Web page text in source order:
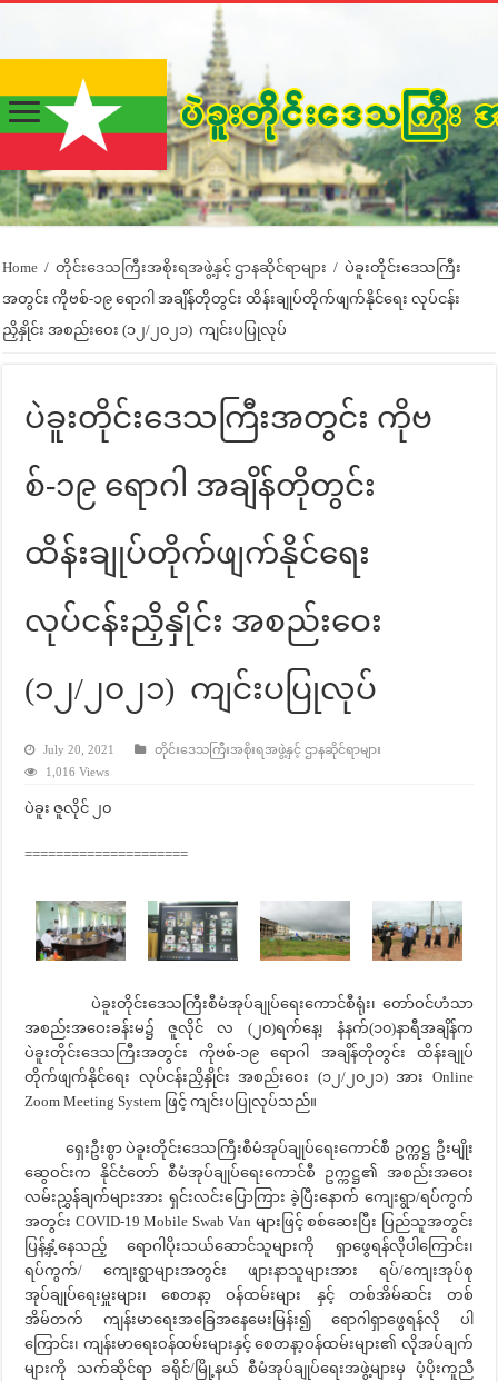
Home / တိုင်းဒေသကြီးအစိုးရအဖွဲ့နှင့် ဌာနဆိုင်ရာများ / ပဲခူးတိုင်းဒေသကြီး
အတွင်း ကိုဗစ်-၁၉ ရောဂါ အချိန်တိုတွင်း ထိန်းချုပ်တိုက်ဖျက်နိုင်ရေး လုပ်ငန်း
ညှိနှိုင်း အစည်းဝေး (၁၂/၂၀၂၁) ကျင်းပပြုလုပ်
ပဲခူးတိုင်းဒေသကြီးအတွင်း ကိုဗ
စ်-၁၉ ရောဂါ အချိန်တိုတွင်း
ထိန်းချုပ်တိုက်ဖျက်နိုင်ရေး
လုပ်ငန်းညှိနှိုင်း အစည်းဝေး
(၁၂/၂၀၂၁) ကျင်းပပြုလုပ်
July 20, 2021
တိုင်းဒေသကြီးအစိုးရအဖွဲ့နှင့် ဌာနဆိုင်ရာများ
1,016 Views
ပဲခူး ဇူလိုင် ၂၀
=====================
ပဲခူးတိုင်းဒေသကြီးစီမံအုပ်ချုပ်ရေးကောင်စီရုံး၊ တော်ဝင်ဟံသာ
အစည်းအဝေးခန်းမ၌ ဇူလိုင် လ (၂၀)ရက်နေ့၊ နံနက်(၁၀)နာရီအချိန်က
ပဲခူးတိုင်းဒေသကြီးအတွင်း ကိုဗစ်-၁၉ ရောဂါ အချိန်တိုတွင်း ထိန်းချုပ်
တိုက်ဖျက်နိုင်ရေး လုပ်ငန်းညှိနှိုင်း အစည်းဝေး (၁၂/၂၀၂၁) အား Online
Zoom Meeting System ဖြင့် ကျင်းပပြုလုပ်သည်။
ရှေးဦးစွာ ပဲခူးတိုင်းဒေသကြီးစီမံအုပ်ချုပ်ရေးကောင်စီ ဥက္ကဋ္ဌ ဦးမျိုး
ဆွေဝင်းက နိုင်ငံတော် စီမံအုပ်ချုပ်ရေးကောင်စီ ဥက္ကဋ္ဌ၏ အစည်းအဝေး
လမ်းညွှန်ချက်များအား ရှင်းလင်းပြောကြား ခဲ့ပြီးနောက် ကျေးရွာ/ရပ်ကွက်
အတွင်း COVID-19 Mobile Swab Van များဖြင့် စစ်ဆေးပြီး ပြည်သူအတွင်း
ပြန့်နှံ့နေသည့် ရောဂါပိုးသယ်ဆောင်သူများကို ရှာဖွေရန်လိုပါကြောင်း၊
ရပ်ကွက်/ ကျေးရွာများအတွင်း ဖျားနာသူများအား ရပ်/ကျေးအုပ်စု
အုပ်ချုပ်ရေးမှူးများ၊ စေတနာ့ ဝန်ထမ်းများ နှင့် တစ်အိမ်ဆင်း တစ်
အိမ်တက် ကျန်းမာရေးအခြေအနေမေးမြန်း၍ ရောဂါရှာဖွေရန်လို ပါ
ကြောင်း၊ ကျန်းမာရေးဝန်ထမ်းများနှင့် စေတနာ့ဝန်ထမ်းများ၏ လိုအပ်ချက်
များကို သက်ဆိုင်ရာ ခရိုင်/မြို့နယ် စီမံအုပ်ချုပ်ရေးအဖွဲ့များမှ ပံ့ပိုးကူညီ